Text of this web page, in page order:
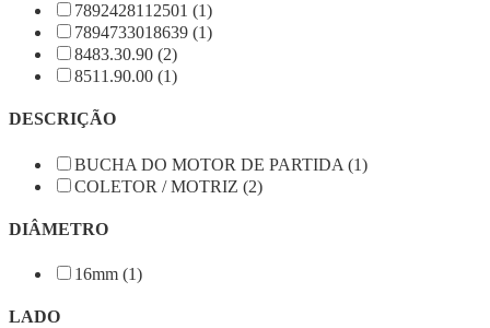
7892428112501 (1)
7894733018639 (1)
8483.30.90 (2)
8511.90.00 (1)
DESCRIÇÃO
BUCHA DO MOTOR DE PARTIDA (1)
COLETOR / MOTRIZ (2)
DIÂMETRO
16mm (1)
LADO